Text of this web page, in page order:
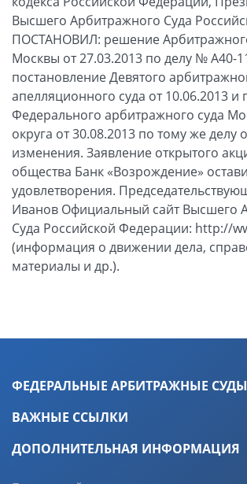
ФЕДЕРАЛЬНЫЕ АРБИТРАЖНЫЕ СУДЫ
ВАЖНЫЕ ССЫЛКИ
ДОПОЛНИТЕЛЬНАЯ ИНФОРМАЦИЯ